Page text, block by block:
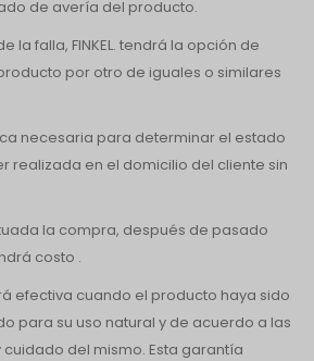
de avería del producto.
la falla, FINKEL. tendrá la opción de
por otro de iguales o similares
necesaria para determinar el estado
realizada en el domicilio del cliente sin
la compra, después de pasado
costo .
efectiva cuando el producto haya sido
para su uso natural y de acuerdo a las
del mismo. Esta garantía